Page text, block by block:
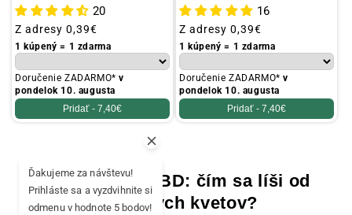
20
Obvyklá
cena
Z adresy 0,39€
1 kúpený = 1 zdarma
Doručenie ZADARMO*v
pondelok 10. augusta
Pridať - 7,40€
16
Obvyklá
cena
Z adresy 0,39€
1 kúpený = 1 zdarma
Doručenie ZADARMO*v
pondelok 10. augusta
Pridať - 7,40€
Small Buds CBD: čím sa líši od
tradičných kvetov?
Ďakujeme za návštevu!
Prihláste sa a vyzdvihnite si
odmenu v hodnote 5 bodov!